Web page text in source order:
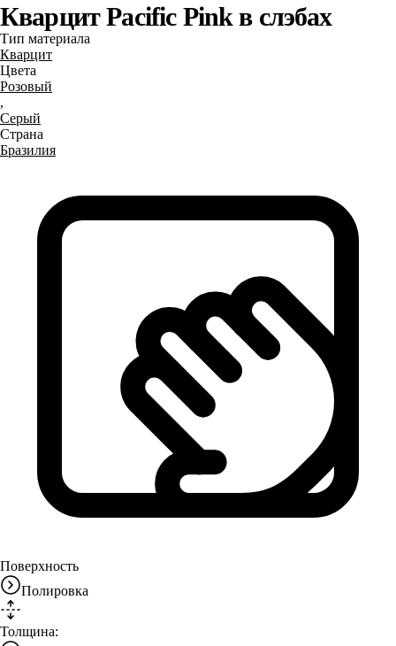
Кварцит Pacific Pink в слэбах
Тип материала
Кварцит
Цвета
Розовый
,
Серый
Страна
Бразилия
Поверхность
Полировка
Толщина: